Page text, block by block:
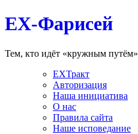
EX-Фарисей
Тем, кто идёт «кружным путём»
EXТракт
Авторизация
Наша инициатива
О нас
Правила сайта
Наше исповедание